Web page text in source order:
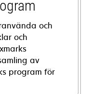
och
och
av
program för